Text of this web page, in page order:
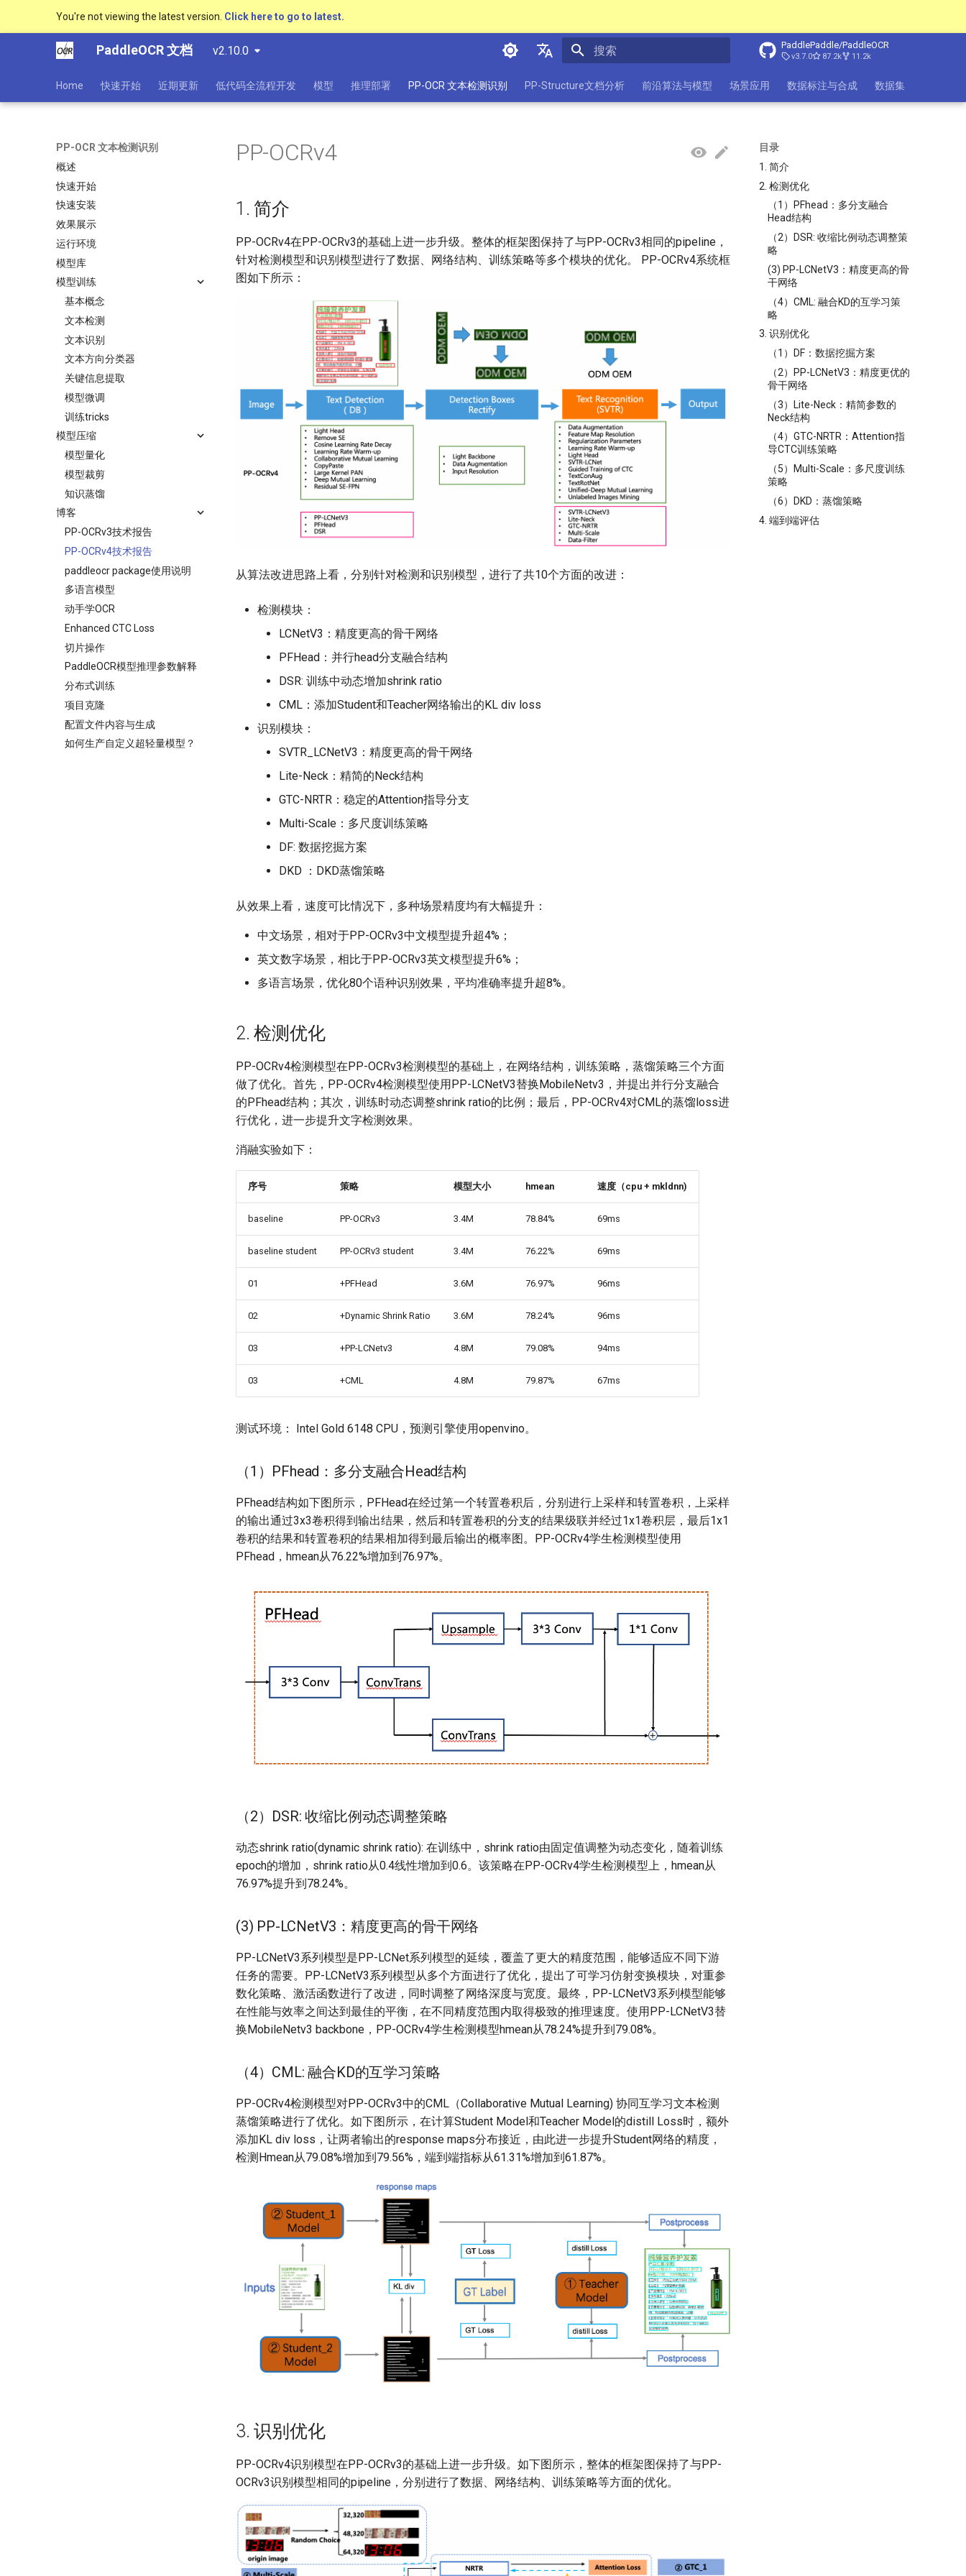
You're not viewing the latest version. Click here to go to latest.
PaddleOCR 文档 v2.10.0
简体中文
Help translating
PaddlePaddle/PaddleOCR
v3.7.0 87.2k 11.2k
Home 快速开始 近期更新 低代码全流程开发 模型 推理部署 PP-OCR 文本检测识别 PP-Structure文档分析 前沿算法与模型 场景应用 数据标注与合成 数据集
PP-OCR 文本检测识别
概述
快速开始
快速安装
效果展示
运行环境
模型库
模型训练
基本概念
文本检测
文本识别
文本方向分类器
关键信息提取
模型微调
训练tricks
模型压缩
模型量化
模型裁剪
知识蒸馏
博客
PP-OCRv3技术报告
PP-OCRv4技术报告
paddleocr package使用说明
多语言模型
动手学OCR
Enhanced CTC Loss
切片操作
PaddleOCR模型推理参数解释
分布式训练
项目克隆
配置文件内容与生成
如何生产自定义超轻量模型？
目录
1. 简介
2. 检测优化
（1）PFhead：多分支融合
Head结构
（2）DSR: 收缩比例动态调整策
略
(3) PP-LCNetV3：精度更高的骨
干网络
（4）CML: 融合KD的互学习策
略
3. 识别优化
（1）DF：数据挖掘方案
（2）PP-LCNetV3：精度更优的
骨干网络
（3）Lite-Neck：精简参数的
Neck结构
（4）GTC-NRTR：Attention指
导CTC训练策略
（5）Multi-Scale：多尺度训练
策略
（6）DKD：蒸馏策略
4. 端到端评估
PP-OCRv4
1. 简介
PP-OCRv4在PP-OCRv3的基础上进一步升级。整体的框架图保持了与PP-OCRv3相同的pipeline，
针对检测模型和识别模型进行了数据、网络结构、训练策略等多个模块的优化。 PP-OCRv4系统框
图如下所示：
从算法改进思路上看，分别针对检测和识别模型，进行了共10个方面的改进：
检测模块：
LCNetV3：精度更高的骨干网络
PFHead：并行head分支融合结构
DSR: 训练中动态增加shrink ratio
CML：添加Student和Teacher网络输出的KL div loss
识别模块：
SVTR_LCNetV3：精度更高的骨干网络
Lite-Neck：精简的Neck结构
GTC-NRTR：稳定的Attention指导分支
Multi-Scale：多尺度训练策略
DF: 数据挖掘方案
DKD ：DKD蒸馏策略
从效果上看，速度可比情况下，多种场景精度均有大幅提升：
中文场景，相对于PP-OCRv3中文模型提升超4%；
英文数字场景，相比于PP-OCRv3英文模型提升6%；
多语言场景，优化80个语种识别效果，平均准确率提升超8%。
2. 检测优化
PP-OCRv4检测模型在PP-OCRv3检测模型的基础上，在网络结构，训练策略，蒸馏策略三个方面
做了优化。首先，PP-OCRv4检测模型使用PP-LCNetV3替换MobileNetv3，并提出并行分支融合
的PFhead结构；其次，训练时动态调整shrink ratio的比例；最后，PP-OCRv4对CML的蒸馏loss进
行优化，进一步提升文字检测效果。
消融实验如下：
序号 策略 模型大小 hmean 速度（cpu + mkldnn)
baseline PP-OCRv3 3.4M 78.84% 69ms
baseline student PP-OCRv3 student 3.4M 76.22% 69ms
01 +PFHead 3.6M 76.97% 96ms
02 +Dynamic Shrink Ratio 3.6M 78.24% 96ms
03 +PP-LCNetv3 4.8M 79.08% 94ms
03 +CML 4.8M 79.87% 67ms
测试环境： Intel Gold 6148 CPU，预测引擎使用openvino。
（1）PFhead：多分支融合Head结构
PFhead结构如下图所示，PFHead在经过第一个转置卷积后，分别进行上采样和转置卷积，上采样
的输出通过3x3卷积得到输出结果，然后和转置卷积的分支的结果级联并经过1x1卷积层，最后1x1
卷积的结果和转置卷积的结果相加得到最后输出的概率图。PP-OCRv4学生检测模型使用
PFhead，hmean从76.22%增加到76.97%。
（2）DSR: 收缩比例动态调整策略
动态shrink ratio(dynamic shrink ratio): 在训练中，shrink ratio由固定值调整为动态变化，随着训练
epoch的增加，shrink ratio从0.4线性增加到0.6。该策略在PP-OCRv4学生检测模型上，hmean从
76.97%提升到78.24%。
(3) PP-LCNetV3：精度更高的骨干网络
PP-LCNetV3系列模型是PP-LCNet系列模型的延续，覆盖了更大的精度范围，能够适应不同下游
任务的需要。PP-LCNetV3系列模型从多个方面进行了优化，提出了可学习仿射变换模块，对重参
数化策略、激活函数进行了改进，同时调整了网络深度与宽度。最终，PP-LCNetV3系列模型能够
在性能与效率之间达到最佳的平衡，在不同精度范围内取得极致的推理速度。使用PP-LCNetV3替
换MobileNetv3 backbone，PP-OCRv4学生检测模型hmean从78.24%提升到79.08%。
（4）CML: 融合KD的互学习策略
PP-OCRv4检测模型对PP-OCRv3中的CML（Collaborative Mutual Learning) 协同互学习文本检测
蒸馏策略进行了优化。如下图所示，在计算Student Model和Teacher Model的distill Loss时，额外
添加KL div loss，让两者输出的response maps分布接近，由此进一步提升Student网络的精度，
检测Hmean从79.08%增加到79.56%，端到端指标从61.31%增加到61.87%。
3. 识别优化
PP-OCRv4识别模型在PP-OCRv3的基础上进一步升级。如下图所示，整体的框架图保持了与PP-
OCRv3识别模型相同的pipeline，分别进行了数据、网络结构、训练策略等方面的优化。